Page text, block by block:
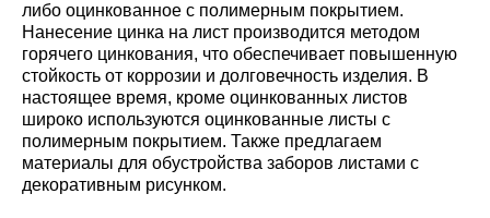
либо оцинкованное с полимерным покрытием.
Нанесение цинка на лист производится методом
горячего цинкования, что обеспечивает повышенную
стойкость от коррозии и долговечность изделия. В
настоящее время, кроме оцинкованных листов
широко используются оцинкованные листы с
полимерным покрытием. Также предлагаем
материалы для обустройства заборов листами с
декоративным рисунком.